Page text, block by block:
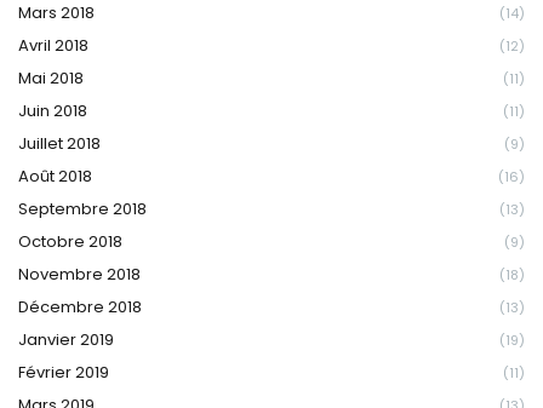
Mars 2018 (14)
Avril 2018 (12)
Mai 2018 (11)
Juin 2018 (11)
Juillet 2018 (9)
Août 2018 (16)
Septembre 2018 (13)
Octobre 2018 (9)
Novembre 2018 (18)
Décembre 2018 (13)
Janvier 2019 (19)
Février 2019 (11)